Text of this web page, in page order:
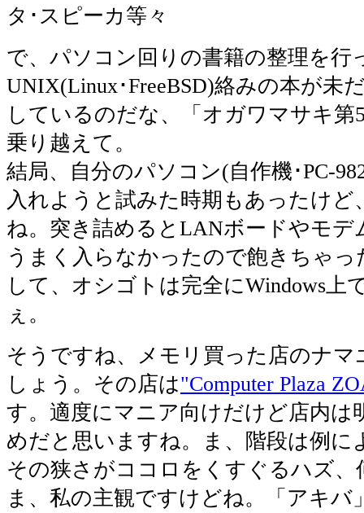
タ･スピーカ等々
で、パソコン回りの書籍の整理を行
UNIX(Linux･FreeBSD)絡みの本が未
しているのだな、「オガワマサキ第
乗り越えて。
結局、自分のパソコン(自作機･PC-
入れようと試みた時期もあったけど
ね。突き詰めるとLANボードやモデ
うまく入らなかったので飽きちゃ
して、オシゴトは完全にWindows上
ぇ。
そうですね、メモリ買った店のナマ
しょう。その店は"Computer Plaza
す。適度にマニア向けだけど店内は
めだと思いますね。ま、階段は例に
その狭さがココロをくすぐるハズ、
ま、私の主観ですけどね。「アキバ